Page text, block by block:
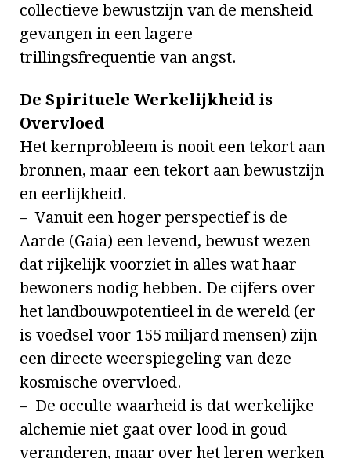
collectieve bewustzijn van de mensheid
gevangen in een lagere
trillingsfrequentie van angst.
De Spirituele Werkelijkheid is
Overvloed
Het kernprobleem is nooit een tekort aan
bronnen, maar een tekort aan bewustzijn
en eerlijkheid.
– Vanuit een hoger perspectief is de
Aarde (Gaia) een levend, bewust wezen
dat rijkelijk voorziet in alles wat haar
bewoners nodig hebben. De cijfers over
het landbouwpotentieel in de wereld (er
is voedsel voor 155 miljard mensen) zijn
een directe weerspiegeling van deze
kosmische overvloed.
– De occulte waarheid is dat werkelijke
alchemie niet gaat over lood in goud
veranderen, maar over het leren werken